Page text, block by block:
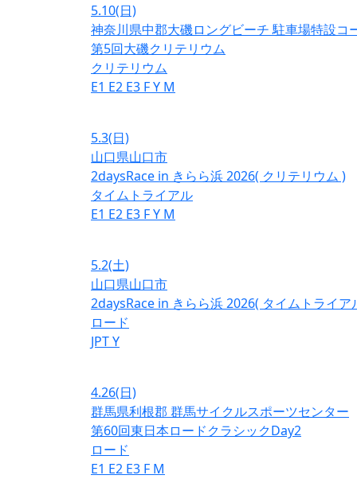
5.10(日)
神奈川県中郡大磯ロングビーチ 駐車場特設コ
第5回大磯クリテリウム
クリテリウム
E1 E2 E3 FY M
5.3(日)
山口県山口市
2daysRace in きらら浜 2026( クリテリウム )
タイムトライアル
E1 E2 E3 FY M
5.2(土)
山口県山口市
2daysRace in きらら浜 2026( タイムトライア
ロード
JPTY
4.26(日)
群馬県利根郡 群馬サイクルスポーツセンター
第60回東日本ロードクラシックDay2
ロード
E1 E2 E3 F M